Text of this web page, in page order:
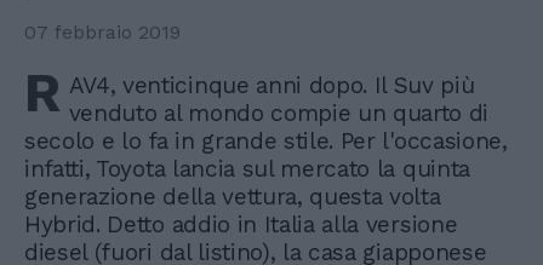
07 febbraio 2019
R AV4, venticinque anni dopo. Il Suv più
venduto al mondo compie un quarto di
secolo e lo fa in grande stile. Per l'occasione,
infatti, Toyota lancia sul mercato la quinta
generazione della vettura, questa volta
Hybrid. Detto addio in Italia alla versione
diesel (fuori dal listino), la casa giapponese